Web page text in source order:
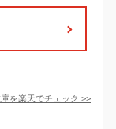
を楽天でチェック >>